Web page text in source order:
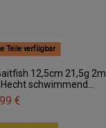
Teile verfügbar
12,5cm 21,5g 2m
schwimmend...
€